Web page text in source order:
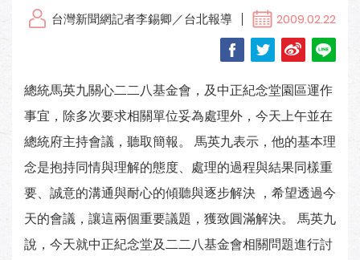
台灣新聞網記者李錫卿／台北報導 2009.02.22
總統馬英九關心二二八基金會，及中正紀念堂園區運作
事宜，除多次要求相關單位妥為處理外，今天上午並在
總統府主持會議，聽取簡報。 馬英九表示，他的基本理
念是抱持同情與理解的態度、處理的過程與結果同樣重
要、誠意的溝通與耐心的傾聽與逐步解決 ，希望透過今
天的會議，讓這兩個重要議題，獲致圓滿解決。 馬英九
說，今天就中正紀念堂及二二八基金會相關問題進行討